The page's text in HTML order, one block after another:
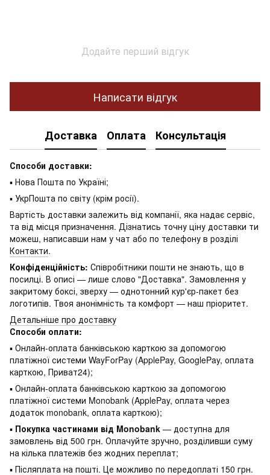
Додайте перший відгук
Написати відгук
Доставка Оплата Консультація
Способи доставки:
▪ Нова Пошта по Україні;
▪ УкрПошта по світу (крім росії).
Вартість доставки залежить від компанії, яка надає сервіс,
та від місця призначення. Дізнатись точну ціну доставки ти
можеш, написавши нам у чат або по телефону в розділі
Контакти.
Конфіденційність: Співробітники пошти не знають, що в
посилці. В описі — лише слово "Доставка". Замовлення у
закритому боксі, зверху — однотонний кур'єр-пакет без
логотипів. Твоя анонімність та комфорт — наш пріоритет.
Детальніше про доставку
Способи оплати:
▪ Онлайн-оплата банківською карткою за допомогою
платіжної системи WayForPay (ApplePay, GooglePay, оплата
карткою, Приват24);
▪ Онлайн-оплата банківською карткою за допомогою
платіжної системи Monobank (ApplePay, оплата через
додаток monobank, оплата карткою);
▪ Покупка частинами від Monobank — доступна для
замовлень від 500 грн. Оплачуйте зручно, розділивши суму
на кілька платежів без жодних переплат;
▪ Післяплата на пошті. Це можливо по передоплаті 150 грн.